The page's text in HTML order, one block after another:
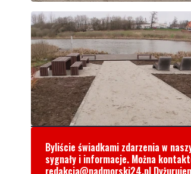
Byliście świadkami zdarzenia w
sygnały i informacje. Można
redakcja@nadmorski24.pl